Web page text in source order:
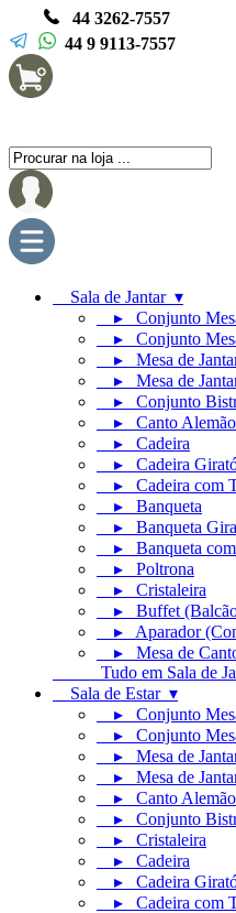
44 3262-7557
44 9 9113-7557
Sala de Jantar ▾
▸ Conjunto
▸ Conjunto Mesa
▸ Mesa de
▸ Mesa de
▸ Conjunto
▸ Canto Alemão
▸ Cadeira
▸ Cadeira
▸ Cadeira com
▸ Banqueta
▸ Banqueta
▸ Banqueta com
▸ Poltrona
▸ Cristaleira
▸ Buffet
▸ Aparador
▸ Mesa de
Tudo em Sala de
Sala de Estar ▾
▸ Conjunto
▸ Conjunto Mesa
▸ Mesa de
▸ Mesa de
▸ Canto Alemão
▸ Conjunto
▸ Cristaleira
▸ Cadeira
▸ Cadeira
▸ Cadeira com